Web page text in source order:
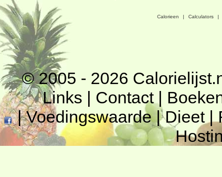
Calorieen | Calculators |
© 2005 - 2026
Links | Contact|
|Voedingswaarde|Dieet|